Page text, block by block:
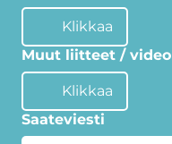
Klikkaa
Muut liitteet / video
Klikkaa
Saateviesti